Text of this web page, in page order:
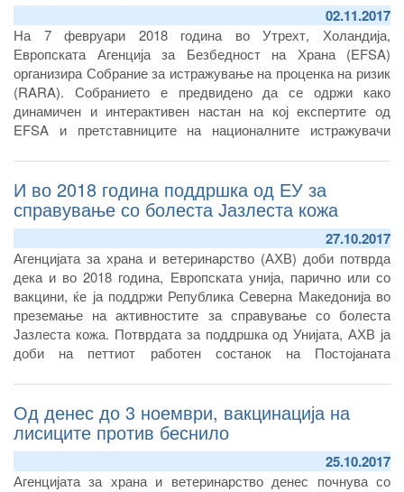
02.11.2017
На 7 февруари 2018 година во Утрехт, Холандија,
Европската Агенција за Безбедност на Храна (EFSA)
организира Собрание за истражување на проценка на ризик
(RARA). Собранието е предвидено да се одржи како
динамичен и интерактивен настан на кој експертите од
EFSA и претставниците на националните истражувачи
“Проценка на ризик во однос на безбедност на храната” и
учесниците ќе имаат можност своите идеи да ги претстават
во вид на постер или кратка презентација.
И во 2018 година поддршка од ЕУ за
справување со болеста Јазлеста кожа
27.10.2017
Агенцијата за храна и ветеринарство (АХВ) доби потврда
дека и во 2018 година, Европската унија, парично или со
вакцини, ќе ја поддржи Република Северна Македонија во
преземање на активностите за справување со болеста
Јазлеста кожа. Потврдата за поддршка од Унијата, АХВ ја
доби на петтиот работен состанок на Постојаната
кој минатата недела се одржа во Будва, Република Црна
Гора на кој присуствуваа експерти од Светската
организација за здравствена заштита на животните – ОИЕ,
oрганизацијата за земјоделство и храна при Обединетите
Нации – ФАО, сите земји од регионот, земји членки на ЕУ
кои граничат со регионот, како и претставници од Турција,
Од денес до 3 ноември, вакцинација на
лисиците против беснило
25.10.2017
Агенцијата за храна и ветеринарство денес почнува со